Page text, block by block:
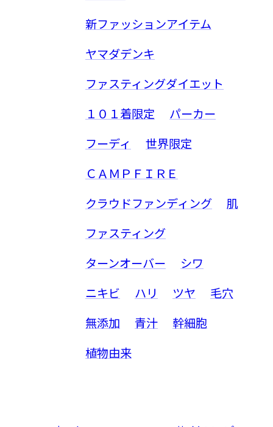
新ファッションアイテム
ヤマダデンキ
ファスティングダイエット
１０１着限定
パーカー
フーディ
世界限定
ＣＡＭＰＦＩＲＥ
クラウドファンディング
肌
ファスティング
ターンオーバー
シワ
ニキビ
ハリ ツヤ
毛穴
無添加
青汁
幹細胞
植物由来